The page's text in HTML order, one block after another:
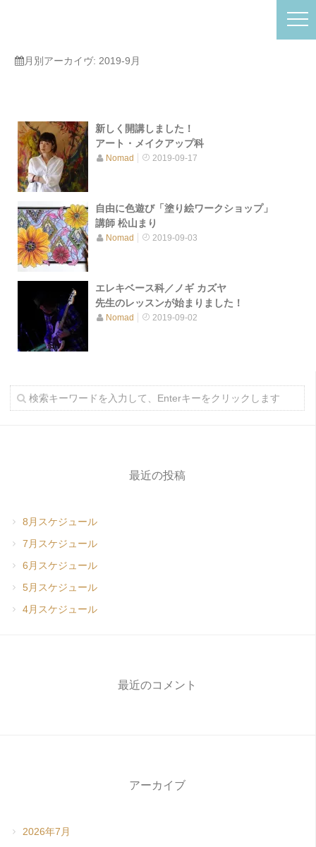
月別アーカイヴ: 2019-9月
新しく開講しました！
アート・メイクアップ科
Nomad 2019-09-17
自由に色遊び「塗り絵ワークショップ」
講師 松山まり
Nomad 2019-09-03
エレキベース科／ノギ カズヤ
先生のレッスンが始まりました！
Nomad 2019-09-02
最近の投稿
8月スケジュール
7月スケジュール
6月スケジュール
5月スケジュール
4月スケジュール
最近のコメント
アーカイブ
2026年7月